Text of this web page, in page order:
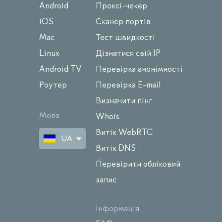
Android
iOS
Mac
Linux
Android TV
Роутер
Мова
UA
Проксі-чекер
Сканер портів
Тест швидкості
Дізнатися свій IP
Перевірка анонімності
Перевірка E-mail
Визначити пінг
Whois
Витік WebRTC
Витік DNS
Перевірити обліковий
запис
Інформація